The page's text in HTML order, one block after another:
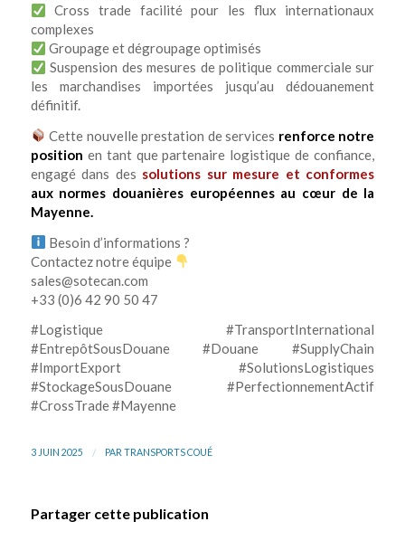
Cross trade facilité pour les flux internationaux
complexes
Groupage et dégroupage optimisés
Suspension des mesures de politique commerciale sur
les marchandises importées jusqu’au dédouanement
définitif.
Cette nouvelle prestation de services renforce notre
position en tant que partenaire logistique de confiance,
engagé dans des solutions sur mesure et conformes
aux normes douanières européennes au cœur de la
Mayenne.
Besoin d’informations ?
Contactez notre équipe
sales@sotecan.com
+33 (0)6 42 90 50 47
#Logistique #TransportInternational
#EntrepôtSousDouane #Douane #SupplyChain
#ImportExport #SolutionsLogistiques
#StockageSousDouane #PerfectionnementActif
#CrossTrade #Mayenne
3 JUIN 2025 / PAR TRANSPORTS COUÉ
Partager cette publication